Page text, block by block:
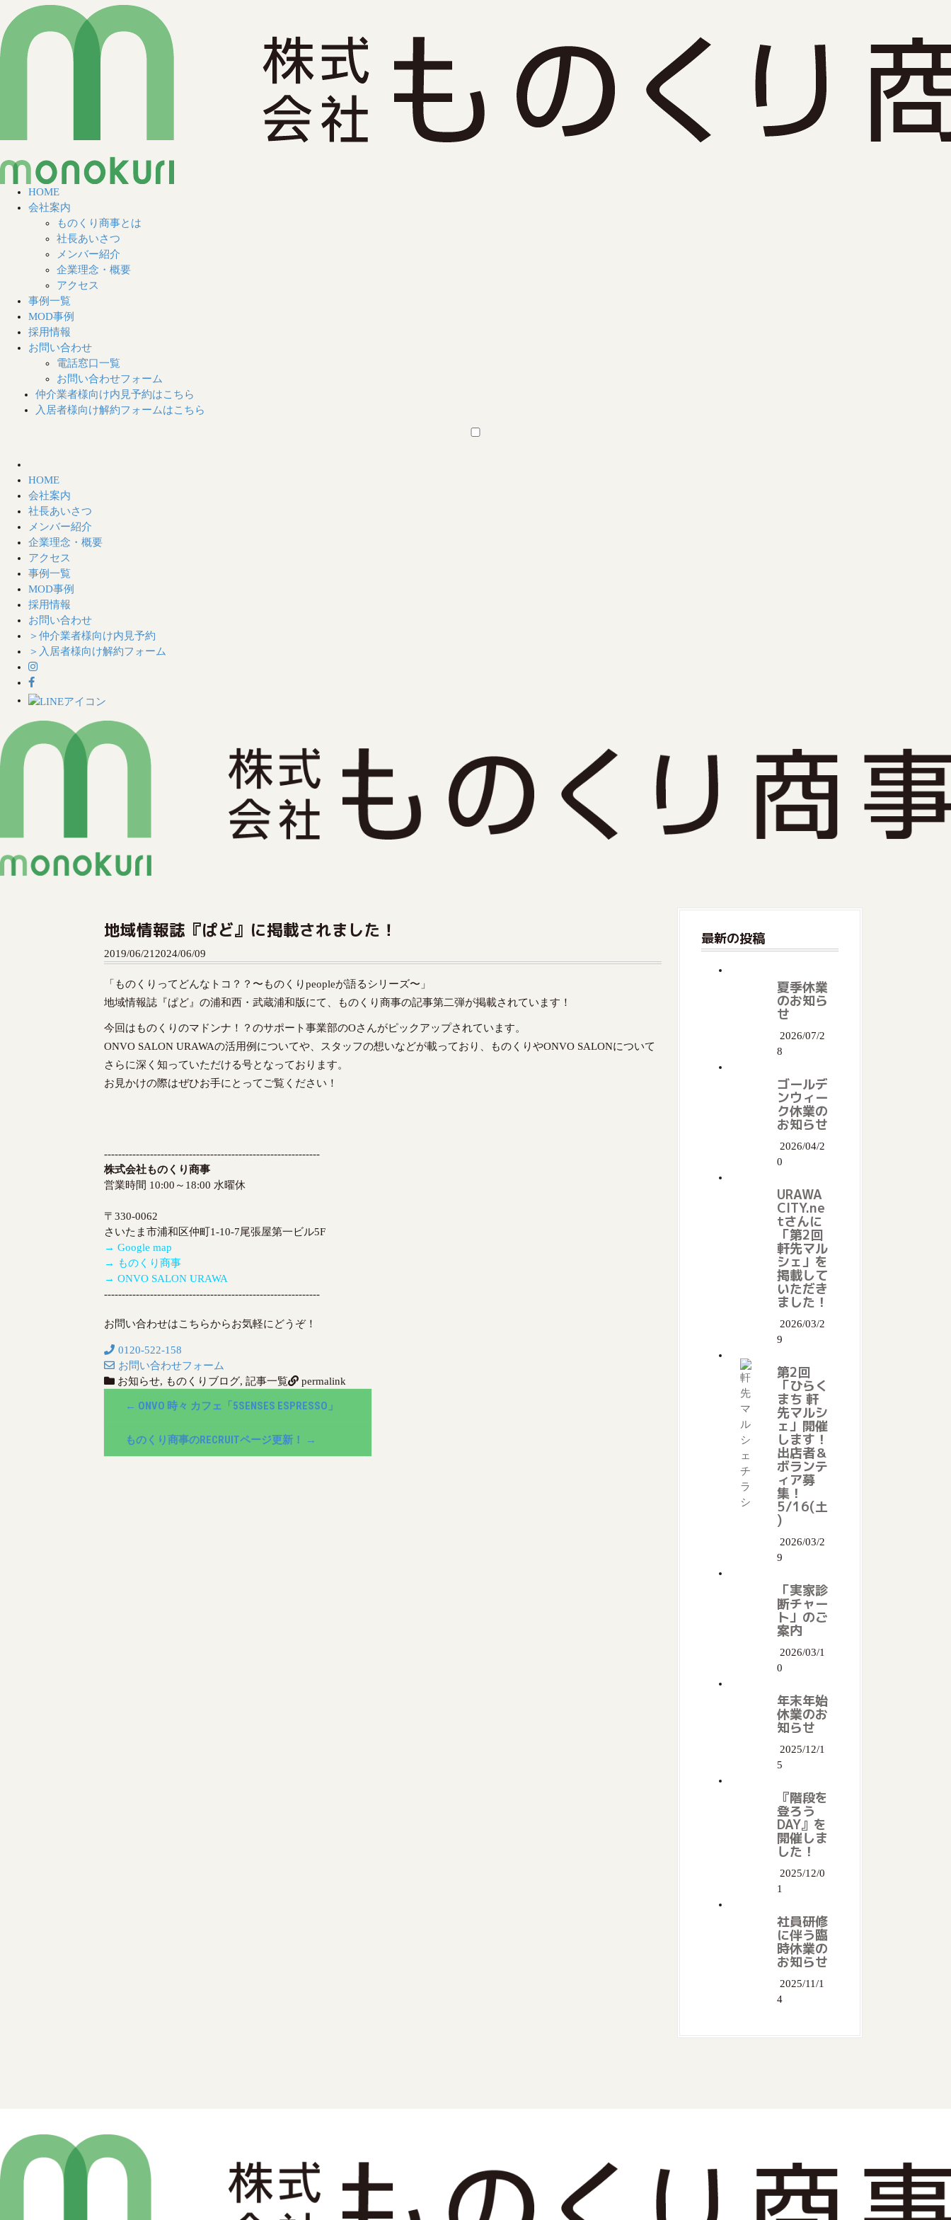
HOME
会社案内
ものくり商事とは
社長あいさつ
メンバー紹介
企業理念・概要
アクセス
事例一覧
MOD事例
採用情報
お問い合わせ
電話窓口一覧
お問い合わせフォーム
仲介業者様向け内見予約はこちら
入居者様向け解約フォームはこちら
HOME
会社案内
社長あいさつ
メンバー紹介
企業理念・概要
アクセス
事例一覧
MOD事例
採用情報
お問い合わせ
＞仲介業者様向け内見予約
＞入居者様向け解約フォーム
地域情報誌『ぱど』に掲載されました！
2019/06/212024/06/09
「ものくりってどんなトコ？？〜ものくりpeopleが語るシリーズ〜」
地域情報誌『ぱど』の浦和西・武蔵浦和版にて、ものくり商事の記事第二弾が掲載されています！
今回はものくりのマドンナ！？のサポート事業部のOさんがピックアップされています。
ONVO SALON URAWAの活用例についてや、スタッフの想いなどが載っており、ものくりやONVO SALONについて
さらに深く知っていただける号となっております。
お見かけの際はぜひお手にとってご覧ください！
-------------------------------------------------------------
株式会社ものくり商事
営業時間 10:00～18:00 水曜休
〒330-0062
さいたま市浦和区仲町1-10-7尾張屋第一ビル5F
→ Google map
→ ものくり商事
→ ONVO SALON URAWA
-------------------------------------------------------------
お問い合わせはこちらからお気軽にどうぞ！
0120-522-158
お問い合わせフォーム
お知らせ, ものくりブログ, 記事一覧 permalink
s
← ONVO 時々 カフェ「5SENSES ESPRESSO」
ものくり商事のRECRUITページ更新！ →
最新の投稿
夏季休業
のお知ら
せ
2026/07/2
8
ゴールデ
ンウィー
ク休業の
お知らせ
2026/04/2
0
URAWA
CITY.ne
tさんに
「第2回
軒先マル
シェ」を
掲載して
いただき
ました！
2026/03/2
9
第2回
「ひらく
まち 軒
先マルシ
ェ」開催
します！
出店者＆
ボランテ
ィア募
集！
5/16(土
)
2026/03/2
9
「実家診
断チャー
ト」のご
案内
2026/03/1
0
年末年始
休業のお
知らせ
2025/12/1
5
『階段を
登ろう
DAY』を
開催しま
した！
2025/12/0
1
社員研修
に伴う臨
時休業の
お知らせ
2025/11/1
4